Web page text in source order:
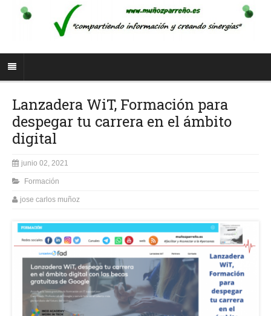
Lanzadera WiT, Formación para
despegar tu carrera en el ámbito
digital
junio 02, 2021
Formación
jose carlos muñoz